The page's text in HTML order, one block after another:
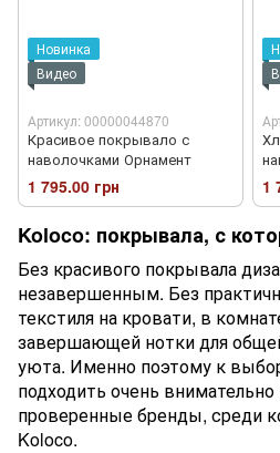
Новинка
Видео
Артикул: 00000044870
Красивое покрывало с
наволочками Орнамент
1 795.00 грн 1
Koloco: покрывала, с
Без красивого покрывала
незавершенным. Без
текстиля на кровати, в
завершающей нотки для
уюта. Именно поэтому к
подходить очень
проверенные бренды, среди
Koloco.